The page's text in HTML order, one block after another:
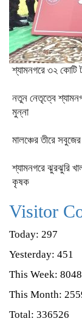
শ্যামনগরে ৩২ কোটি
নতুন নেতৃত্বে
মুন্না
মালঞ্চের তীরে
শ্যামনগরে ঝুরঝুরি
কৃষক
Visitor
Today: 297
Yesterday: 451
This Week: 8048
This Month:
Total: 336526